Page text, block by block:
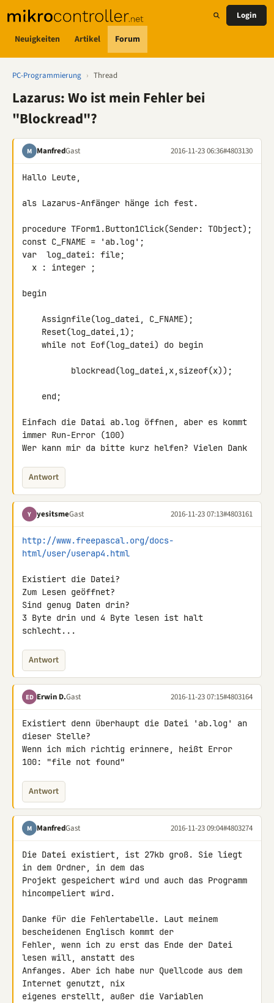
Neuigkeiten Artikel Forum
Login
PC-Programmierung › Thread
Lazarus: Wo ist mein Fehler bei
"Blockread"?
M ManfredGast 2016-11-23 06:36#4803130
Hallo Leute,
als Lazarus-Anfänger hänge ich fest.
procedure TForm1.Button1Click(Sender: TObject);
const C_FNAME = 'ab.log';
var  log_datei: file;
begin
Einfach die Datai ab.log öffnen, aber es kommt
immer Run-Error (100)
Wer kann mir da bitte kurz helfen? Vielen Dank
Antwort
Y yesitsmeGast 2016-11-23 07:13#4803161
http://www.freepascal.org/docs-
html/user/userap4.html
Existiert die Datei?
Zum Lesen geöffnet?
Sind genug Daten drin?
3 Byte drin und 4 Byte lesen ist halt
schlecht...
Antwort
ED Erwin D.Gast 2016-11-23 07:15#4803164
Existiert denn überhaupt die Datei 'ab.log' an
dieser Stelle?
Wenn ich mich richtig erinnere, heißt Error
100: "file not found"
Antwort
M ManfredGast 2016-11-23 09:04#4803274
Die Datei existiert, ist 27kb groß. Sie liegt
in dem Ordner, in dem das
Projekt gespeichert wird und auch das Programm
hincompeliert wird.
Danke für die Fehlertabelle. Laut meinem
bescheidenen Englisch kommt der
Fehler, wenn ich zu erst das Ende der Datei
lesen will, anstatt des
Anfanges. Aber ich habe nur Quellcode aus dem
Internet genutzt, nix
eigenes erstellt, außer die Variablen